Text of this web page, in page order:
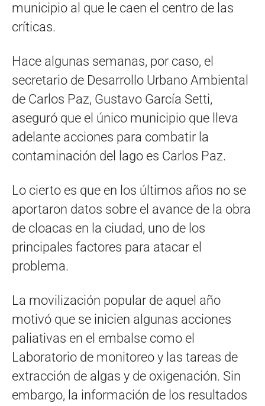
municipio al que le caen el centro de las
críticas.
Hace algunas semanas, por caso, el
secretario de Desarrollo Urbano Ambiental
de Carlos Paz, Gustavo García Setti,
aseguró que el único municipio que lleva
adelante acciones para combatir la
contaminación del lago es Carlos Paz.
Lo cierto es que en los últimos años no se
aportaron datos sobre el avance de la obra
de cloacas en la ciudad, uno de los
principales factores para atacar el
problema.
La movilización popular de aquel año
motivó que se inicien algunas acciones
paliativas en el embalse como el
Laboratorio de monitoreo y las tareas de
extracción de algas y de oxigenación. Sin
embargo, la información de los resultados